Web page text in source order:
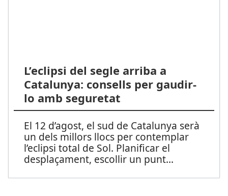
L’eclipsi del segle arriba a
Catalunya: consells per gaudir-
lo amb seguretat
El 12 d’agost, el sud de Catalunya serà
un dels millors llocs per contemplar
l’eclipsi total de Sol. Planificar el
desplaçament, escollir un punt...